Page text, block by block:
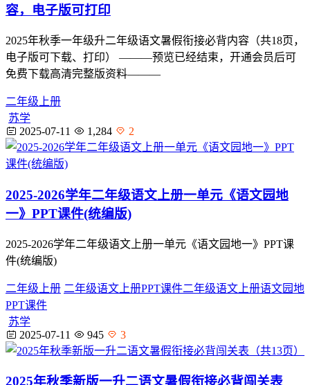
容，电子版可打印
2025年秋季一年级升二年级语文暑假衔接必背内容（共18页，
电子版可下载、打印） ———预览已经结束，开通会员后可
免费下载高清完整版资料———
二年级上册
苏学
2025-07-11
1,284 2
2025-2026学年二年级语文上册一单元《语文园地
一》PPT课件(统编版)
2025-2026学年二年级语文上册一单元《语文园地一》PPT课
件(统编版)
二年级上册 二年级语文上册PPT课件二年级语文上册语文园地
PPT课件
苏学
2025-07-11
945 3
2025年秋季新版一升二语文暑假衔接必背闯关表